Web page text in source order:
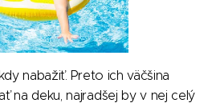
nabažiť. Preto ich väčšina
na deku, najradšej by v nej celý